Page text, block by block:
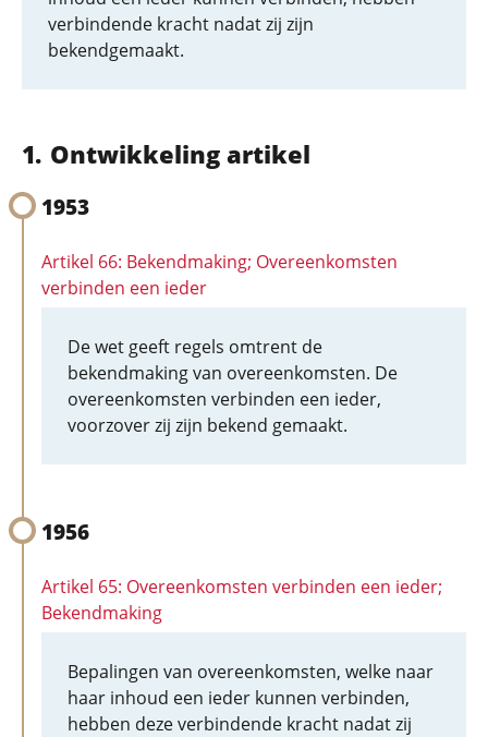
verbindende kracht nadat zij zijn
bekendgemaakt.
Ontwikkeling artikel
1953
Artikel 66: Bekendmaking; Overeenkomsten
verbinden een ieder
De wet geeft regels omtrent de
bekendmaking van overeenkomsten. De
overeenkomsten verbinden een ieder,
voorzover zij zijn bekend gemaakt.
1956
Artikel 65: Overeenkomsten verbinden een ieder;
Bekendmaking
Bepalingen van overeenkomsten, welke naar
haar inhoud een ieder kunnen verbinden,
hebben deze verbindende kracht nadat zij